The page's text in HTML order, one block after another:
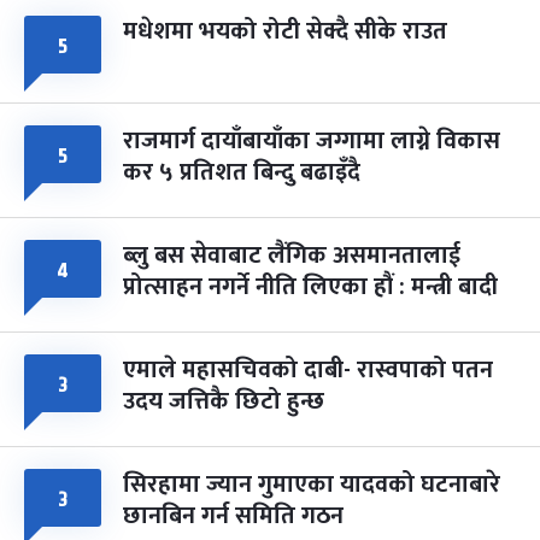
५ मधेशमा भयको रोटी सेक्दै सीके राउत
५ राजमार्ग दायाँबायाँका जग्गामा लाग्ने विकास
कर ५ प्रतिशत बिन्दु बढाइँदै
४ ब्लु बस सेवाबाट लैंगिक असमानतालाई
प्रोत्साहन नगर्ने नीति लिएका हौं : मन्त्री बादी
३ एमाले महासचिवको दाबी- रास्वपाको पतन
उदय जत्तिकै छिटो हुन्छ
३ सिरहामा ज्यान गुमाएका यादवको घटनाबारे
छानबिन गर्न समिति गठन